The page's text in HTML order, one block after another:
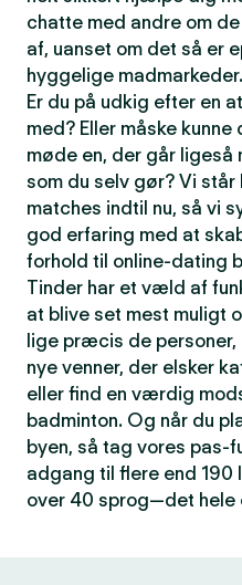
chatte med andre om
af, uanset om det så er
hyggelige madmarkeder.
Er du på udkig efter en
med? Eller måske
møde en, der går ligeså
som du selv gør? Vi
matches indtil nu, så vi
god erfaring med at
forhold til online-dating
Tinder har et væld af
at blive set mest muligt
lige præcis de
nye venner, der elsker
eller find en værdig
badminton. Og når du
byen, så tag vores pas-
adgang til flere end 190
over 40 sprog—det hele